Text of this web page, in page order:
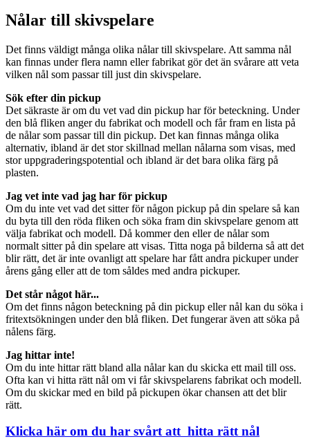
Nålar till skivspelare
Det finns väldigt många olika nålar till skivspelare. Att samma nål
kan finnas under flera namn eller fabrikat gör det än svårare att veta
vilken nål som passar till just din skivspelare.
Sök efter din pickup
Det säkraste är om du vet vad din pickup har för beteckning. Under
den blå fliken anger du fabrikat och modell och får fram en lista på
de nålar som passar till din pickup. Det kan finnas många olika
alternativ, ibland är det stor skillnad mellan nålarna som visas, med
stor uppgraderingspotential och ibland är det bara olika färg på
plasten.
Jag vet inte vad jag har för pickup
Om du inte vet vad det sitter för någon pickup på din spelare så kan
du byta till den röda fliken och söka fram din skivspelare genom att
välja fabrikat och modell. Då kommer den eller de nålar som
normalt sitter på din spelare att visas. Titta noga på bilderna så att det
blir rätt, det är inte ovanligt att spelare har fått andra pickuper under
årens gång eller att de tom såldes med andra pickuper.
Det står något här...
Om det finns någon beteckning på din pickup eller nål kan du söka i
fritextsökningen under den blå fliken. Det fungerar även att söka på
nålens färg.
Jag hittar inte!
Om du inte hittar rätt bland alla nålar kan du skicka ett mail till oss.
Ofta kan vi hitta rätt nål om vi får skivspelarens fabrikat och modell.
Om du skickar med en bild på pickupen ökar chansen att det blir
rätt.
Klicka här om du har svårt att hitta rätt nål